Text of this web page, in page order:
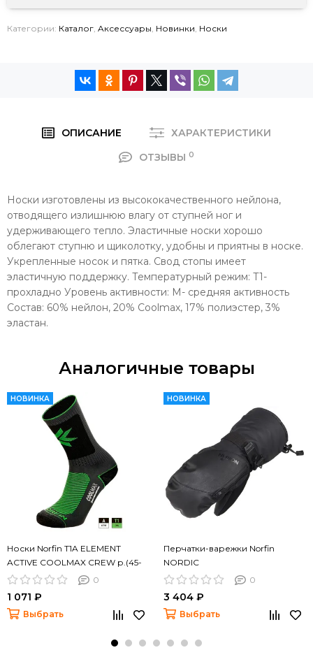
Категории: Каталог, Aксессуары, Новинки, Носки
ОПИСАНИЕ
ХАРАКТЕРИСТИКИ
ОТЗЫВЫ 0
Носки изготовлены из высококачественного нейлона,
отводящего излишнюю влагу от ступней ног и
удерживающего тепло. Эластичные носки хорошо
облегают ступню и щиколотку, удобны и приятны в носке.
Укрепленные носок и пятка. Свод стопы имеет
эластичную поддержку. Температурный режим: T1-
прохладно Уровень активности: M- средняя активность
Состав: 60% нейлон, 20% Coolmax, 17% полиэстер, 3%
эластан.
Аналогичные товары
НОВИНКА
Носки Norfin T1A ELEMENT
ACTIVE COOLMAX CREW р.(45-
47) XL
0
1 071 ₽
Выбрать
НОВИНКА
Перчатки-варежки Norfin
NORDIC
0
3 404 ₽
Выбрать